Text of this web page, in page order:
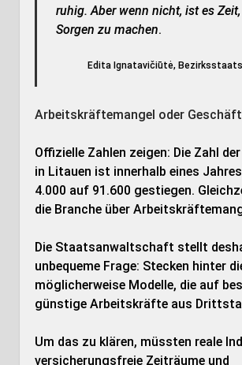
ruhig. Aber wenn nicht, ist es
Sorgen zu machen.
Edita Ignatavičiūtė,
Arbeitskräftemangel oder
Offizielle Zahlen zeigen: Die Zahl
in Litauen ist innerhalb eines
4.000 auf 91.600 gestiegen.
die Branche über
Die Staatsanwaltschaft stellt
unbequeme Frage: Stecken hinter
möglicherweise Modelle, die auf
günstige Arbeitskräfte aus
Um das zu klären, müssten reale
versicherungsfreie Zeiträume und